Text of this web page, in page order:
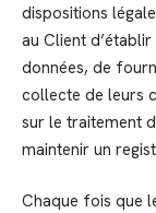
dispositions
au Client
données, de
collecte de leurs
sur le traitement
maintenir un
Chaque fois que